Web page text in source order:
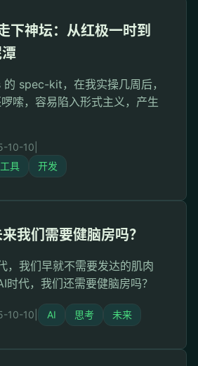
下神坛：从红极一时到
spec-kit，在我实操几周后，
嗦，容易陷入形式主义，产生
10-10
工具 开发
我们需要健脑房吗？
，我们早就不需要发达的肌肉
时代，我们还需要健脑房吗？
10-10 AI 思考 未来